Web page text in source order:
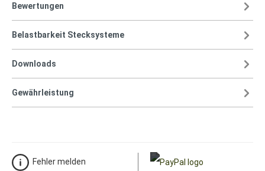
Bewertungen
Belastbarkeit Stecksysteme
Downloads
Gewährleistung
Fehler melden